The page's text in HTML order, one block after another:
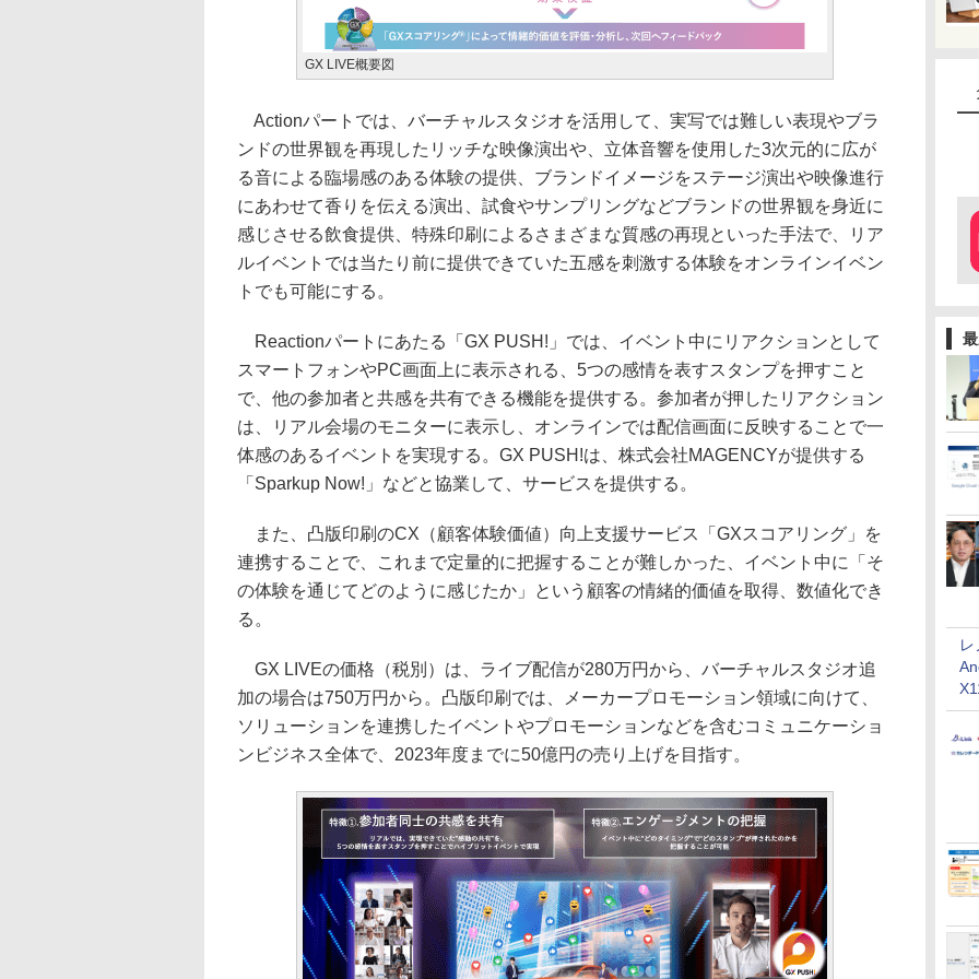
GX LIVE概要図
Actionパートでは、バーチャルスタジオを活用して、実写では難しい表現やブラ
ンドの世界観を再現したリッチな映像演出や、立体音響を使用した3次元的に広が
る音による臨場感のある体験の提供、ブランドイメージをステージ演出や映像進行
にあわせて香りを伝える演出、試食やサンプリングなどブランドの世界観を身近に
感じさせる飲食提供、特殊印刷によるさまざまな質感の再現といった手法で、リア
ルイベントでは当たり前に提供できていた五感を刺激する体験をオンラインイベン
トでも可能にする。
Reactionパートにあたる「GX PUSH!」では、イベント中にリアクションとして
スマートフォンやPC画面上に表示される、5つの感情を表すスタンプを押すこと
で、他の参加者と共感を共有できる機能を提供する。参加者が押したリアクション
は、リアル会場のモニターに表示し、オンラインでは配信画面に反映することで一
体感のあるイベントを実現する。GX PUSH!は、株式会社MAGENCYが提供する
「Sparkup Now!」などと協業して、サービスを提供する。
また、凸版印刷のCX（顧客体験価値）向上支援サービス「GXスコアリング」を
連携することで、これまで定量的に把握することが難しかった、イベント中に「そ
の体験を通じてどのように感じたか」という顧客の情緒的価値を取得、数値化でき
る。
GX LIVEの価格（税別）は、ライブ配信が280万円から、バーチャルスタジオ追
加の場合は750万円から。凸版印刷では、メーカープロモーション領域に向けて、
ソリューションを連携したイベントやプロモーションなどを含むコミュニケーショ
ンビジネス全体で、2023年度までに50億円の売り上げを目指す。